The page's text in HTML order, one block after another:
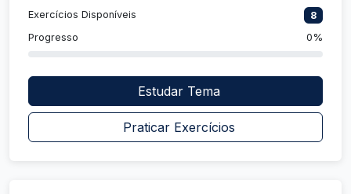
Exercícios Disponíveis
8
Progresso
0%
Estudar Tema
Praticar Exercícios